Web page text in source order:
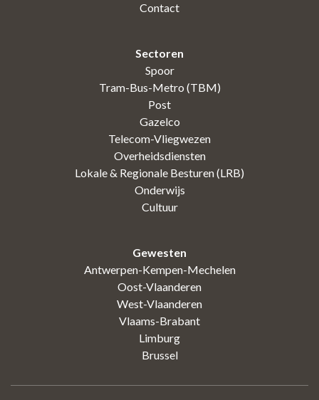
Contact
Sectoren
Spoor
Tram-Bus-Metro (TBM)
Post
Gazelco
Telecom-Vliegwezen
Overheidsdiensten
Lokale & Regionale Besturen (LRB)
Onderwijs
Cultuur
Gewesten
Antwerpen-Kempen-Mechelen
Oost-Vlaanderen
West-Vlaanderen
Vlaams-Brabant
Limburg
Brussel